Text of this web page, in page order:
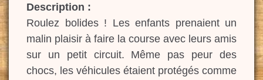
Description :
Roulez bolides ! Les enfants prenaient un
malin plaisir à faire la course avec leurs amis
sur un petit circuit. Même pas peur des
chocs, les véhicules étaient protégés comme